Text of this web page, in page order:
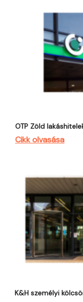
OTP Zöld
Cikk olvasása
K&H személyi